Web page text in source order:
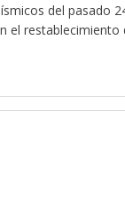
del pasado
el restablecimiento